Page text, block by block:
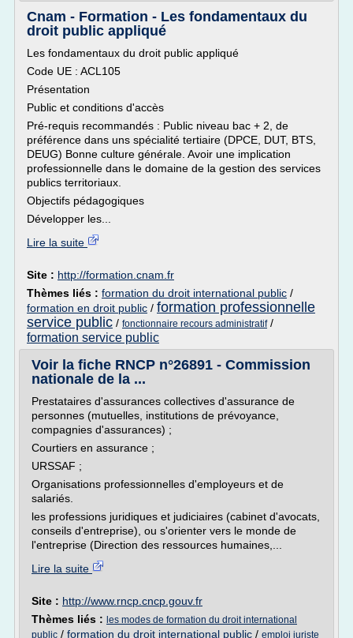
Cnam - Formation - Les fondamentaux du
droit public appliqué
Les fondamentaux du droit public appliqué
Code UE : ACL105
Présentation
Public et conditions d'accès
Pré-requis recommandés : Public niveau bac + 2, de
préférence dans uns spécialité tertiaire (DPCE, DUT, BTS,
DEUG) Bonne culture générale. Avoir une implication
professionnelle dans le domaine de la gestion des services
publics territoriaux.
Objectifs pédagogiques
Développer les...
Lire la suite
Site : http://formation.cnam.fr
Thèmes liés : formation du droit international public /
formation en droit public / formation professionnelle
service public / fonctionnaire recours administratif/
formation service public
Voir la fiche RNCP n°26891 - Commission
nationale de la ...
Prestataires d'assurances collectives d'assurance de
personnes (mutuelles, institutions de prévoyance,
compagnies d'assurances) ;
Courtiers en assurance ;
URSSAF ;
Organisations professionnelles d'employeurs et de
salariés.
les professions juridiques et judiciaires (cabinet d'avocats,
conseils d'entreprise), ou s'orienter vers le monde de
l'entreprise (Direction des ressources humaines,...
Lire la suite
Site : http://www.rncp.cncp.gouv.fr
Thèmes liés : les modes de formation du droit international
public / formation du droit international public / emploi juriste